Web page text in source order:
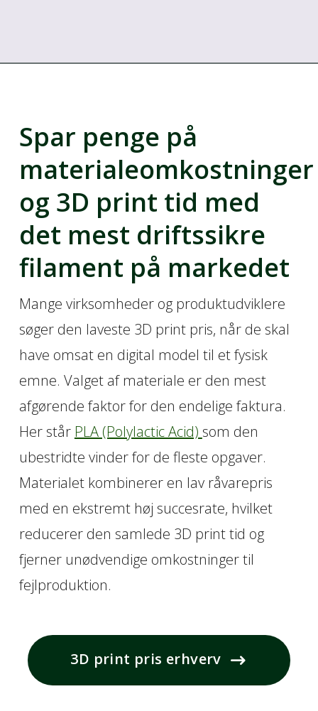
Spar penge på
materialeomkostninger
og 3D print tid med
det mest driftssikre
filament på markedet
Mange virksomheder og produktudviklere
søger den laveste 3D print pris, når de skal
have omsat en digital model til et fysisk
emne. Valget af materiale er den mest
afgørende faktor for den endelige faktura.
Her står PLA (Polylactic Acid) som den
ubestridte vinder for de fleste opgaver.
Materialet kombinerer en lav råvarepris
med en ekstremt høj succesrate, hvilket
reducerer den samlede 3D print tid og
fjerner unødvendige omkostninger til
fejlproduktion.
3D print pris erhverv